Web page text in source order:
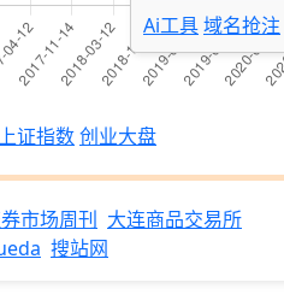
上证指数创业大盘
市场周刊 大连商品交易所
搜站网
Ai工具域名抢注